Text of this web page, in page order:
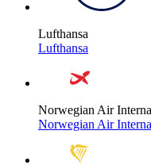
Lufthansa
Lufthansa
Norwegian Air
Norwegian Air